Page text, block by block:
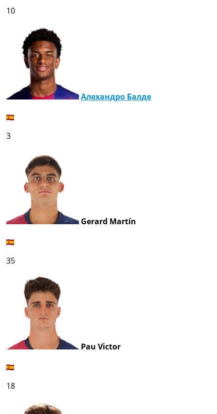
10
Алехандро Балде
3
Gerard Martín
35
Pau Victor
18